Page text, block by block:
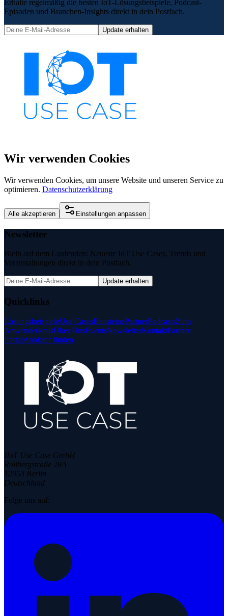
Erhalte regelmäßig die besten IoT-Lösungsbeispiele, Podcast-
Episoden und Branchen-Insights direkt in dein Postfach.
Update erhalten
Wir verwenden Cookies
Wir verwenden Cookies, um unsere Website und unseren Service zu
optimieren. Datenschutzerklärung
Alle akzeptieren Einstellungen anpassen
Newsletter
Bleib auf dem Laufenden: Neueste IoT Use Cases, Trends und
Veranstaltungen direkt in dein Postfach.
Update erhalten
Quicklinks
LösungsbeispieleUse CasesBausteinePartnerPodcastsZum
AnwenderkreisÜber UnsEventsNewsletterKontaktPartner
PortalAnbieter finden
IIoT Use Case GmbH
Rollbergstraße 28A
12053 Berlin
Deutschland
Folge uns auf: